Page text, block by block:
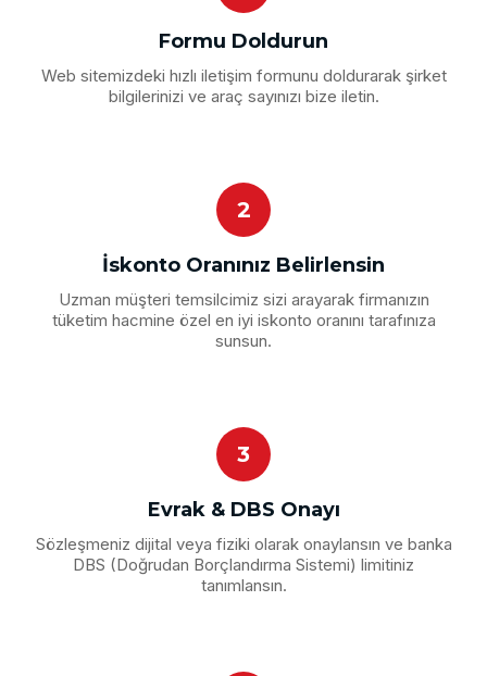
Formu Doldurun
Web sitemizdeki hızlı iletişim formunu doldurarak şirket
bilgilerinizi ve araç sayınızı bize iletin.
2
İskonto Oranınız Belirlensin
Uzman müşteri temsilcimiz sizi arayarak firmanızın
tüketim hacmine özel en iyi iskonto oranını tarafınıza
sunsun.
3
Evrak & DBS Onayı
Sözleşmeniz dijital veya fiziki olarak onaylansın ve banka
DBS (Doğrudan Borçlandırma Sistemi) limitiniz
tanımlansın.